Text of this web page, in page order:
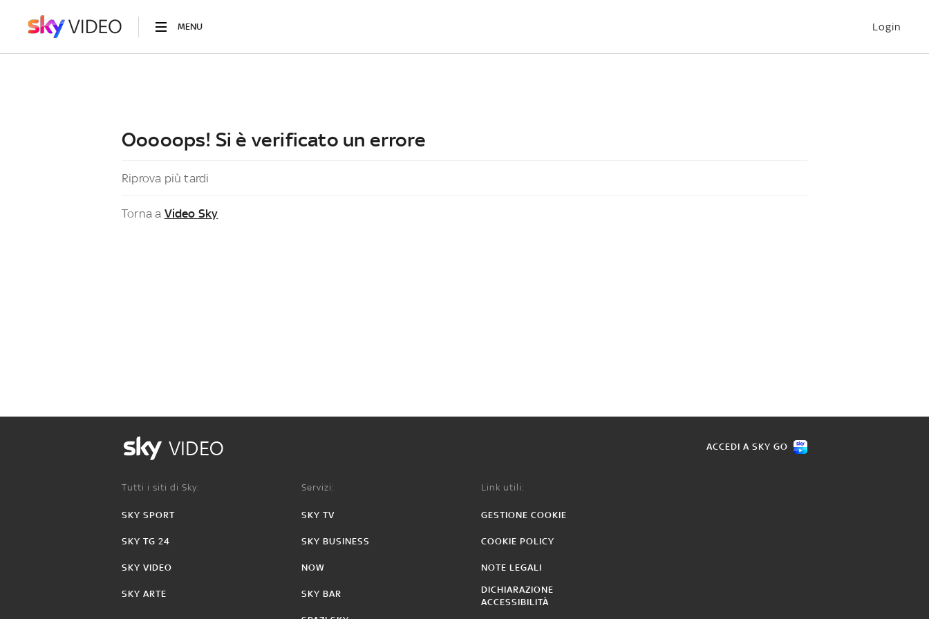
MENU Login
Ooooops! Si è verificato un errore
Riprova più tardi
Torna a Video Sky
VIDEO ACCEDI A SKY GO
Tutti i siti di Sky:
SKY SPORT
SKY TG 24
SKY VIDEO
SKY ARTE
Servizi:
SKY TV
SKY BUSINESS
NOW
SKY BAR
Link utili:
GESTIONE COOKIE
COOKIE POLICY
NOTE LEGALI
DICHIARAZIONE
ACCESSIBILITÀ